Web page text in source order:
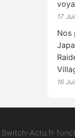
17
Nos
16
Switch-Actu.fr